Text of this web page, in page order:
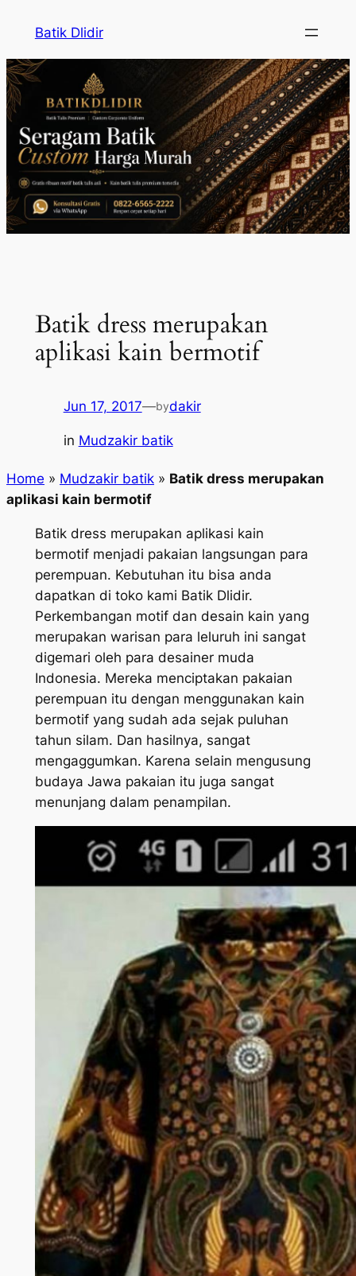
content
Batik Dlidir
Batik dress merupakan
aplikasi kain bermotif
Jun 17, 2017—bydakir
in Mudzakir batik
Home » Mudzakir batik » Batik dress merupakan
aplikasi kain bermotif
Batik dress merupakan aplikasi kain
bermotif menjadi pakaian langsungan para
perempuan. Kebutuhan itu bisa anda
dapatkan di toko kami Batik Dlidir.
Perkembangan motif dan desain kain yang
merupakan warisan para leluruh ini sangat
digemari oleh para desainer muda
Indonesia. Mereka menciptakan pakaian
perempuan itu dengan menggunakan kain
bermotif yang sudah ada sejak puluhan
tahun silam. Dan hasilnya, sangat
mengaggumkan. Karena selain mengusung
budaya Jawa pakaian itu juga sangat
menunjang dalam penampilan.